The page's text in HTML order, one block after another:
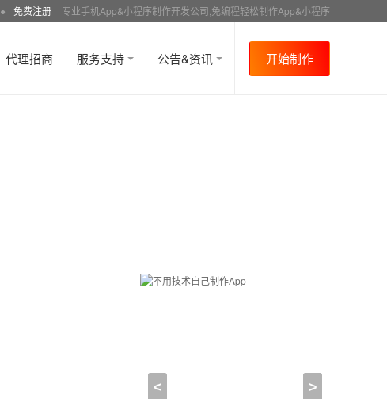
● 免费注册 专业手机App&小程序制作开发公司,免编程轻松制作App&小程序
代理招商 服务支持 公告&资讯 开始制作
< >